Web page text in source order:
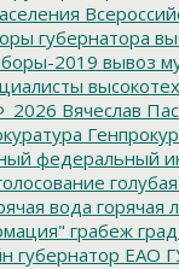
губернатора
2019 вывоз
Вячеслав
федеральный
вода горячая
грабеж град
губернатор ЕАО